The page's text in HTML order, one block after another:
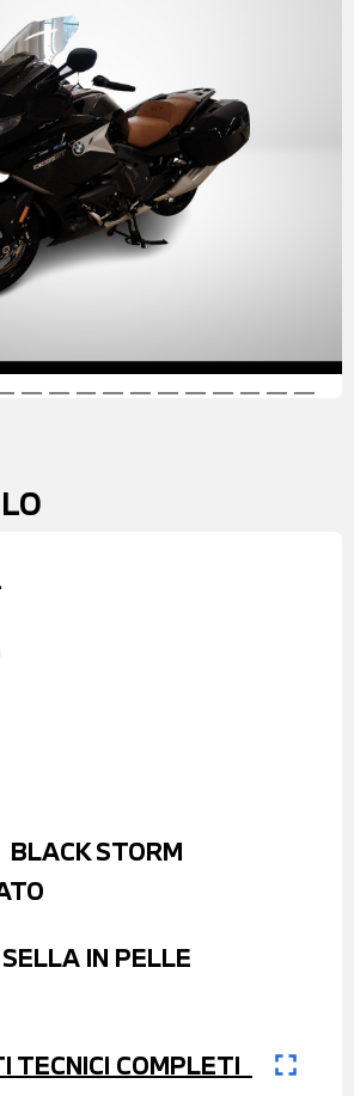
BLACK STORM
SELLA IN PELLE
TECNICI COMPLETI fullscreen